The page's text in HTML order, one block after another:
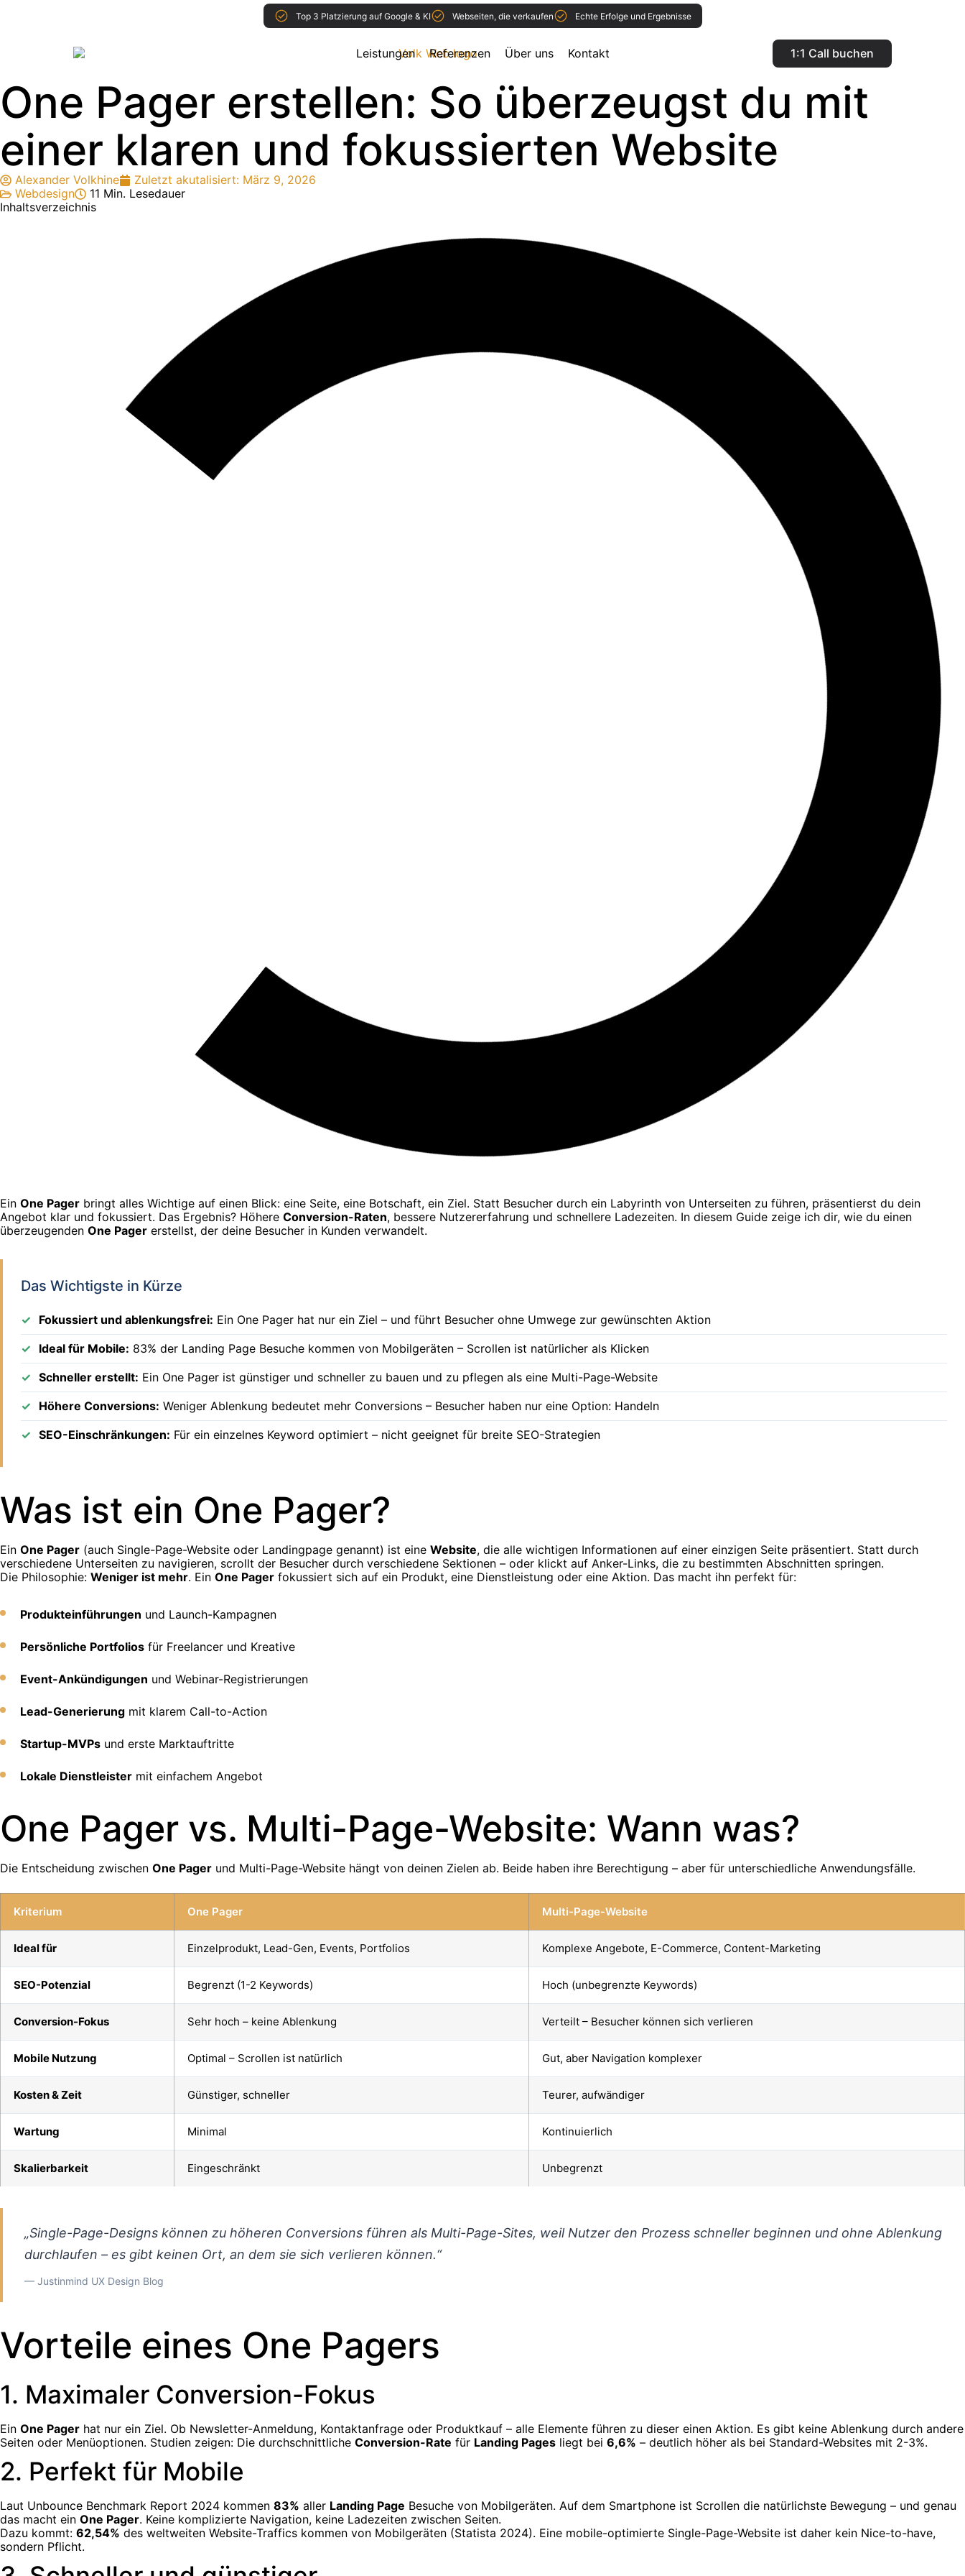
Top 3 Platzierung auf Google & KI Webseiten, die verkaufen Echte Erfolge und Ergebnisse
Leistungen Referenzen Über uns Kontakt 1:1 Call buchen
One Pager erstellen: So überzeugst du mit
einer klaren und fokussierten Website
Alexander Volkhine Zuletzt akutalisiert: März 9, 2026
Webdesign
11 Min. Lesedauer
Inhaltsverzeichnis
Ein One Pager bringt alles Wichtige auf einen Blick: eine Seite, eine Botschaft, ein Ziel. Statt Besucher durch ein Labyrinth von Unterseiten zu führen, präsentierst du dein
Angebot klar und fokussiert. Das Ergebnis? Höhere Conversion-Raten, bessere Nutzererfahrung und schnellere Ladezeiten. In diesem Guide zeige ich dir, wie du einen
überzeugenden One Pager erstellst, der deine Besucher in Kunden verwandelt.
Das Wichtigste in Kürze
Fokussiert und ablenkungsfrei: Ein One Pager hat nur ein Ziel – und führt Besucher ohne Umwege zur gewünschten Aktion
Ideal für Mobile: 83% der Landing Page Besuche kommen von Mobilgeräten – Scrollen ist natürlicher als Klicken
Schneller erstellt: Ein One Pager ist günstiger und schneller zu bauen und zu pflegen als eine Multi-Page-Website
Höhere Conversions: Weniger Ablenkung bedeutet mehr Conversions – Besucher haben nur eine Option: Handeln
SEO-Einschränkungen: Für ein einzelnes Keyword optimiert – nicht geeignet für breite SEO-Strategien
Was ist ein One Pager?
Ein One Pager (auch Single-Page-Website oder Landingpage genannt) ist eine Website, die alle wichtigen Informationen auf einer einzigen Seite präsentiert. Statt durch
verschiedene Unterseiten zu navigieren, scrollt der Besucher durch verschiedene Sektionen – oder klickt auf Anker-Links, die zu bestimmten Abschnitten springen.
Die Philosophie: Weniger ist mehr. Ein One Pager fokussiert sich auf ein Produkt, eine Dienstleistung oder eine Aktion. Das macht ihn perfekt für:
Produkteinführungen und Launch-Kampagnen
Persönliche Portfolios für Freelancer und Kreative
Event-Ankündigungen und Webinar-Registrierungen
Lead-Generierung mit klarem Call-to-Action
Startup-MVPs und erste Marktauftritte
Lokale Dienstleister mit einfachem Angebot
One Pager vs. Multi-Page-Website: Wann was?
Die Entscheidung zwischen One Pager und Multi-Page-Website hängt von deinen Zielen ab. Beide haben ihre Berechtigung – aber für unterschiedliche Anwendungsfälle.
Kriterium One Pager Multi-Page-Website
Ideal für Einzelprodukt, Lead-Gen, Events, Portfolios Komplexe Angebote, E-Commerce, Content-Marketing
SEO-Potenzial Begrenzt (1-2 Keywords) Hoch (unbegrenzte Keywords)
Conversion-Fokus Sehr hoch – keine Ablenkung Verteilt – Besucher können sich verlieren
Mobile Nutzung Optimal – Scrollen ist natürlich Gut, aber Navigation komplexer
Kosten & Zeit Günstiger, schneller Teurer, aufwändiger
Wartung Minimal Kontinuierlich
Skalierbarkeit Eingeschränkt Unbegrenzt
„Single-Page-Designs können zu höheren Conversions führen als Multi-Page-Sites, weil Nutzer den Prozess schneller beginnen und ohne Ablenkung
durchlaufen – es gibt keinen Ort, an dem sie sich verlieren können.“
— Justinmind UX Design Blog
Vorteile eines One Pagers
1. Maximaler Conversion-Fokus
Ein One Pager hat nur ein Ziel. Ob Newsletter-Anmeldung, Kontaktanfrage oder Produktkauf – alle Elemente führen zu dieser einen Aktion. Es gibt keine Ablenkung durch andere
Seiten oder Menüoptionen. Studien zeigen: Die durchschnittliche Conversion-Rate für Landing Pages liegt bei 6,6% – deutlich höher als bei Standard-Websites mit 2-3%.
2. Perfekt für Mobile
Laut Unbounce Benchmark Report 2024 kommen 83% aller Landing Page Besuche von Mobilgeräten. Auf dem Smartphone ist Scrollen die natürlichste Bewegung – und genau
das macht ein One Pager. Keine komplizierte Navigation, keine Ladezeiten zwischen Seiten.
Dazu kommt: 62,54% des weltweiten Website-Traffics kommen von Mobilgeräten (Statista 2024). Eine mobile-optimierte Single-Page-Website ist daher kein Nice-to-have,
sondern Pflicht.